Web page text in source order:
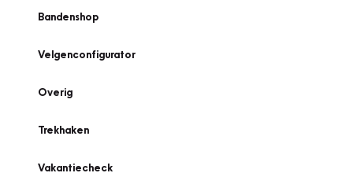
Bandenshop
Velgenconfigurator
Overig
Trekhaken
Vakantiecheck